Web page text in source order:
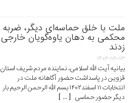
ملت با خلق حماسه‌ای دیگر، ضربه
محکمی به دهان یاوه‌گویان خارجی
زدند
۱۴۰۲-۱۲-۱۳
بیانیه آیت الله اسلامی، نماینده مردم شریف استان
قزوین در پاسداشت حضور آگاهانه ملت در
انتخابات ۱۱ اسفند۱۴۰۲ بسم الله الرحمن الرحیم بار
دیگر حضور حماسی [ ... ]